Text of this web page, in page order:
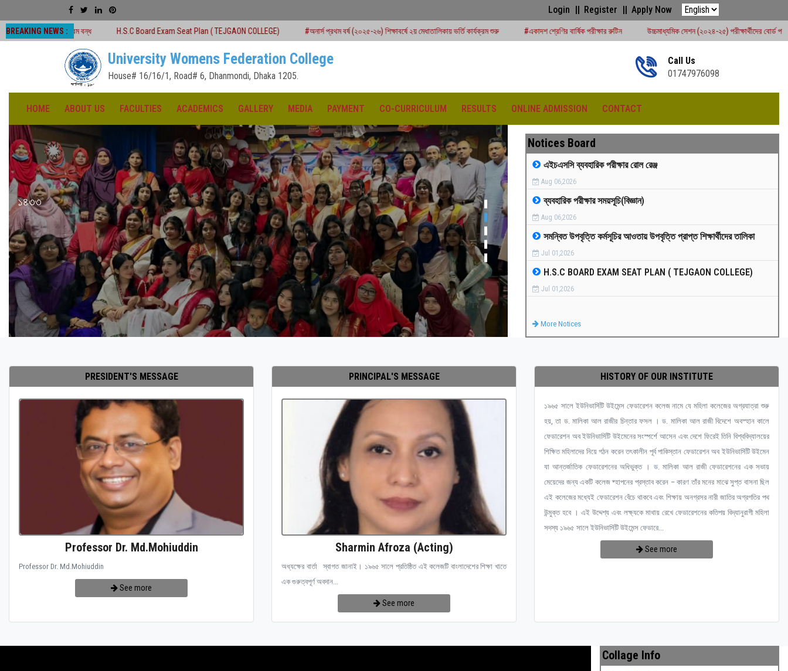
Login Register Apply Now
BREAKING NEWS :
বন্ধ H.S.C Board Exam Seat Plan ( TEJGAON COLLEGE) #অনার্স প্রথম বর্ষ (২০২৫-২৬) শিক্ষাবর্ষে ২য় মেধাতালিকায় ভর্তি কার্যক্রম শুরু #একাদশ শ্রেণির বার্ষিক পরীক্ষার রুটিন উচ্চমাধ্যমিক সেশন (২০২৪-২৫) পরীক্ষার্থীদের বোর্ড পরীক্ষার রুটিন - ২০২৬
University Womens Federation College
House# 16/16/1, Road# 6, Dhanmondi, Dhaka 1205.
Call Us
01747976098
HOME ABOUT US FACULTIES ACADEMICS GALLERY MEDIA PAYMENT CO-CURRICULUM RESULTS ONLINE ADMISSION CONTACT
১৪৩৩ ক্রীড়া প্রতিযোগিতা -২০২৫
Notices Board
এইচএসসি ব্যবহারিক পরীক্ষার রোল রেঞ্জ
Aug 06,2026
ব্যবহারিক পরীক্ষার সময়সূচি(বিজ্ঞান)
Aug 06,2026
সমন্বিত উপবৃত্তি কর্মসূচির আওতায় উপবৃত্তি প্রাপ্ত শিক্ষার্থীদের তালিকা
Jul 01,2026
H.S.C BOARD EXAM SEAT PLAN ( TEJGAON COLLEGE)
Jul 01,2026
More Notices
PRESIDENT'S MESSAGE
Professor Dr. Md.Mohiuddin
Professor Dr. Md.Mohiuddin
See more
PRINCIPAL'S MESSAGE
Sharmin Afroza (Acting)
অধ্যক্ষের বার্তা স্বাগত জানাই। ১৯৬৫ সালে প্রতিষ্ঠিত এই কলেজটি বাংলাদেশের শিক্ষা খাতে
এক গুরুত্বপূর্ণ অবদান...
See more
HISTORY OF OUR INSTITUTE
১৯৬৫ সালে ইউনিভার্সিটি উইমেন্স ফেডারেশন কলেজ নামে যে মহিলা কলেজের অগ্রযাত্রা শুরু
হয়, তা ড. মালিকা আল রাজীর চিন্তার ফসল । ড. মালিকা আল রাজী বিদেশে অবস্হান কালে
ফেডারেশন অব ইউনিভার্সিটি উইমেনের সংস্পর্শে আসেন এবং দেশে ফিরেই তিনি বিশ্ববিদ্যালয়ের
শিক্ষিত মহিলাদের নিয়ে গঠন করেন তৎকালীন পূর্ব পাকিস্তান ফেডারেশন অব ইউনিভার্সিটি উইমেন
যা আন্তর্জাতিক ফেডারেশনের অধিভুক্ত । ড. মালিকা আল রাজী ফেডারেশনের এক সভায়
মেয়েদের জন্য একটি কলেজ ষ্হাপনের প্রস্তাব করেন – কারণ তাঁর মনের মাঝে সুপ্ত বাসনা ছিল
এই কলেজের মধ্যেই ফেডারেশন বেঁচে থাকবে এবং শিক্ষায় অনগ্রসর নারী জাতির অগ্রগতির পথ
উন্মুক্ত হবে । এই উদ্দেশ্য এবং লক্ষ্যকে মাথায় রেখে ফেডারেশনের কতিপয় বিদ্যানুরাগী মহিলা
সদস্য ১৯৬৫ সালে ইউনিভার্সিটি উইমেন্স ফেডারে...
See more
Collage Info